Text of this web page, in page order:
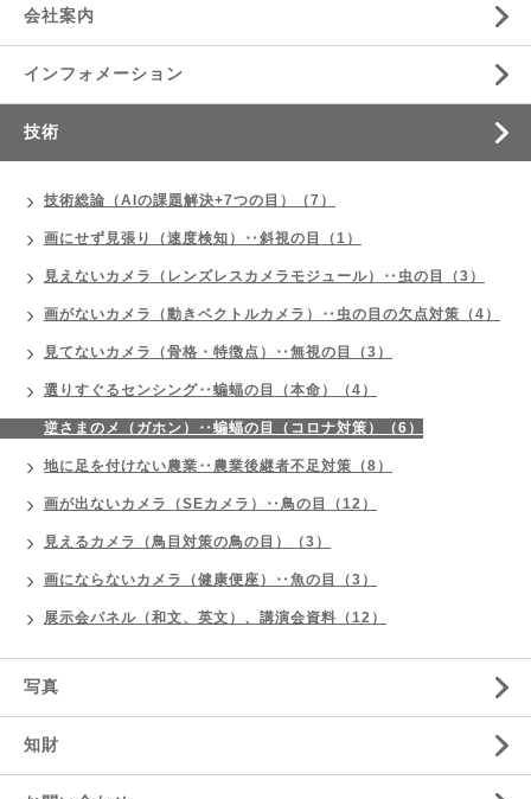
会社案内
インフォメーション
技術
技術総論（AIの課題解決+7つの目）（7）
画にせず見張り（速度検知）‥斜視の目（1）
見えないカメラ（レンズレスカメラモジュール）‥虫の目（3）
画がないカメラ（動きベクトルカメラ）‥虫の目の欠点対策（4）
見てないカメラ（骨格・特徴点）‥無視の目（3）
選りすぐるセンシング‥蝙蝠の目（本命）（4）
逆さまのメ（ガホン）‥蝙蝠の目（コロナ対策）（6）
地に足を付けない農業‥農業後継者不足対策（8）
画が出ないカメラ（SEカメラ）‥鳥の目（12）
見えるカメラ（鳥目対策の鳥の目）（3）
画にならないカメラ（健康便座）‥魚の目（3）
展示会パネル（和文、英文）、講演会資料（12）
写真
知財